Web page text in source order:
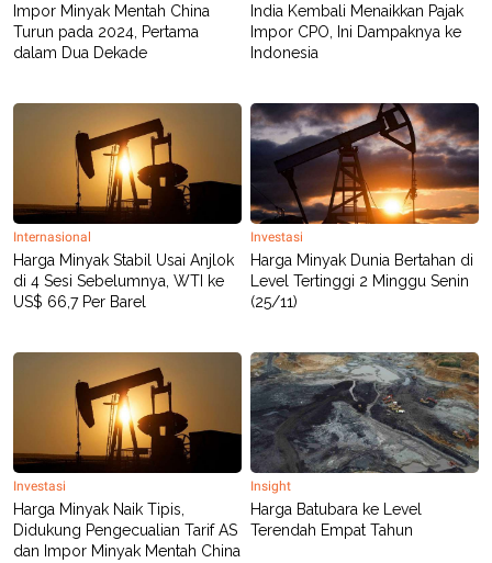
N
C
E
K
M
I
T
E
R
R
T
I
S
N
G
G
.
I
D
Impor Minyak Mentah China
Turun pada 2024, Pertama
dalam Dua Dekade
India Kembali Menaikkan Pajak
Impor CPO, Ini Dampaknya ke
Indonesia
Internasional
Harga Minyak Stabil Usai Anjlok
di 4 Sesi Sebelumnya, WTI ke
US$ 66,7 Per Barel
Investasi
Harga Minyak Dunia Bertahan di
Level Tertinggi 2 Minggu Senin
(25/11)
Investasi
Harga Minyak Naik Tipis,
Didukung Pengecualian Tarif AS
dan Impor Minyak Mentah China
Insight
Harga Batubara ke Level
Terendah Empat Tahun